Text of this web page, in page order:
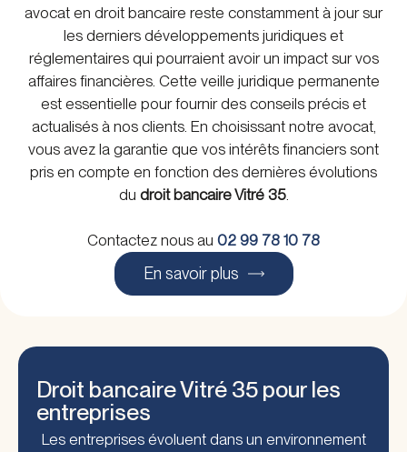
avocat en droit bancaire reste constamment à jour sur
les derniers développements juridiques et
réglementaires qui pourraient avoir un impact sur vos
affaires financières. Cette veille juridique permanente
est essentielle pour fournir des conseils précis et
actualisés à nos clients. En choisissant notre avocat,
vous avez la garantie que vos intérêts financiers sont
pris en compte en fonction des dernières évolutions
du droit bancaire Vitré 35.
Contactez nous au 02 99 78 10 78
En savoir plus
Droit bancaire Vitré 35 pour les
entreprises
Les entreprises évoluent dans un environnement